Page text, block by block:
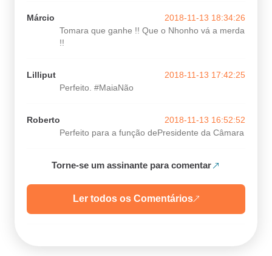
Márcio
2018-11-13 18:34:26
Tomara que ganhe !! Que o Nhonho vá a merda
!!
Lilliput
2018-11-13 17:42:25
Perfeito. #MaiaNão
Roberto
2018-11-13 16:52:52
Perfeito para a função dePresidente da Câmara
Torne-se um assinante para comentar
Ler todos os Comentários